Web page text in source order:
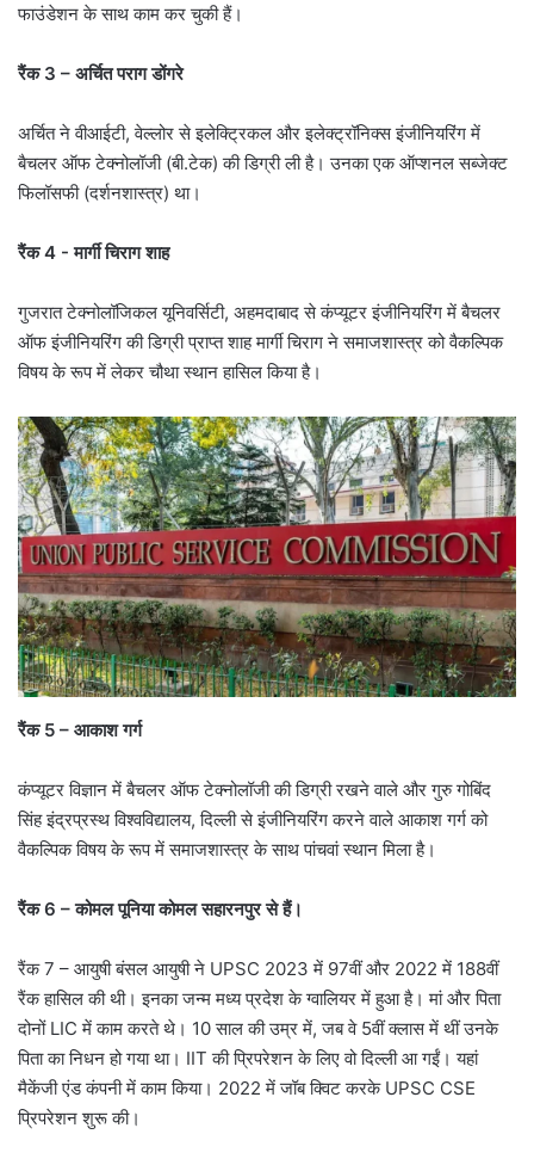
फाउंडेशन के साथ काम कर चुकी हैं।
रैंक 3 – अर्चित पराग डोंगरे
अर्चित ने वीआईटी, वेल्लोर से इलेक्ट्रिकल और इलेक्ट्रॉनिक्स इंजीनियरिंग में
बैचलर ऑफ टेक्नोलॉजी (बी.टेक) की डिग्री ली है। उनका एक ऑप्शनल सब्जेक्ट
फिलॉसफी (दर्शनशास्त्र) था।
रैंक 4 -​​​​​ मार्गी चिराग​​ शाह
गुजरात टेक्नोलॉजिकल यूनिवर्सिटी, अहमदाबाद से कंप्यूटर इंजीनियरिंग में बैचलर
ऑफ इंजीनियरिंग की डिग्री प्राप्त शाह मार्गी चिराग ने समाजशास्त्र को वैकल्पिक
विषय के रूप में लेकर चौथा स्थान हासिल किया है।
रैंक 5 – आकाश गर्ग
कंप्यूटर विज्ञान में बैचलर ऑफ टेक्नोलॉजी की डिग्री रखने वाले और गुरु गोबिंद
सिंह इंद्रप्रस्थ विश्वविद्यालय, दिल्ली से इंजीनियरिंग करने वाले आकाश गर्ग को
वैकल्पिक विषय के रूप में समाजशास्त्र के साथ पांचवां स्थान मिला है।
रैंक 6 – कोमल पूनिया कोमल सहारनपुर से हैं।
रैंक 7 – आयुषी बंसल आयुषी ने UPSC 2023 में 97वीं और 2022 में 188वीं
रैंक हासिल की थी। इनका जन्‍म मध्य प्रदेश के ग्वालियर में हुआ है। मां और पिता
दोनों LIC में काम करते थे। 10 साल की उम्र में, जब वे 5वीं क्लास में थीं उनके
पिता का निधन हो गया था। IIT की प्रिपरेशन के लिए वो दिल्ली आ गईं। यहां
मैकेंजी एंड कंपनी में काम किया। 2022 में जॉब क्विट करके UPSC CSE
प्रिपरेशन शुरू की।